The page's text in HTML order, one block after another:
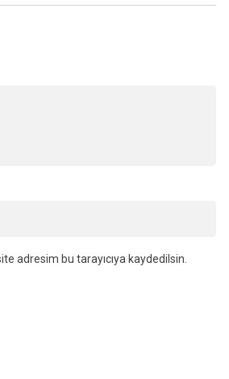
adresim bu tarayıcıya kaydedilsin.